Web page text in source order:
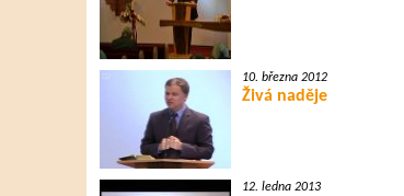
10. března 2012
Živá naděje
12. ledna 2013